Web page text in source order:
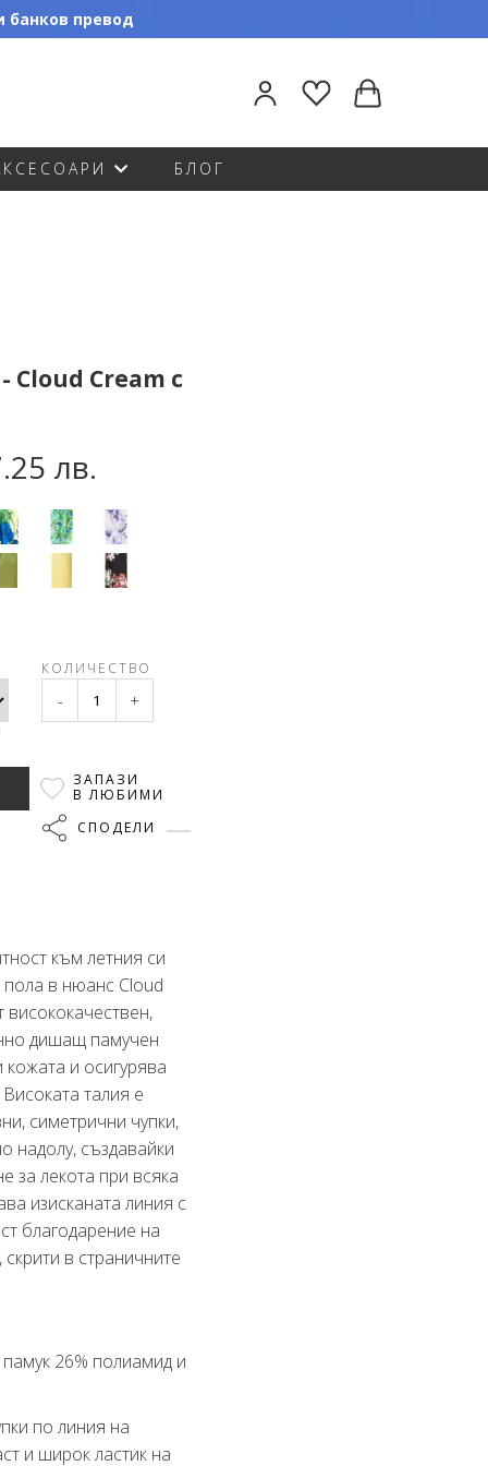
банков превод
БЛОГ
Cloud Cream с
лв.
КОЛИЧЕСТВО
- +
ЗАПАЗИ
В ЛЮБИМИ
СПОДЕЛИ
към летния си
пола в нюанс Cloud
дишащ памучен
кожата и осигурява
талия е
симетрични чупки,
надолу, създавайки
за лекота при всяка
изисканата линия с
благодарение на
в страничните
26% полиамид и
по линия на
и широк ластик на